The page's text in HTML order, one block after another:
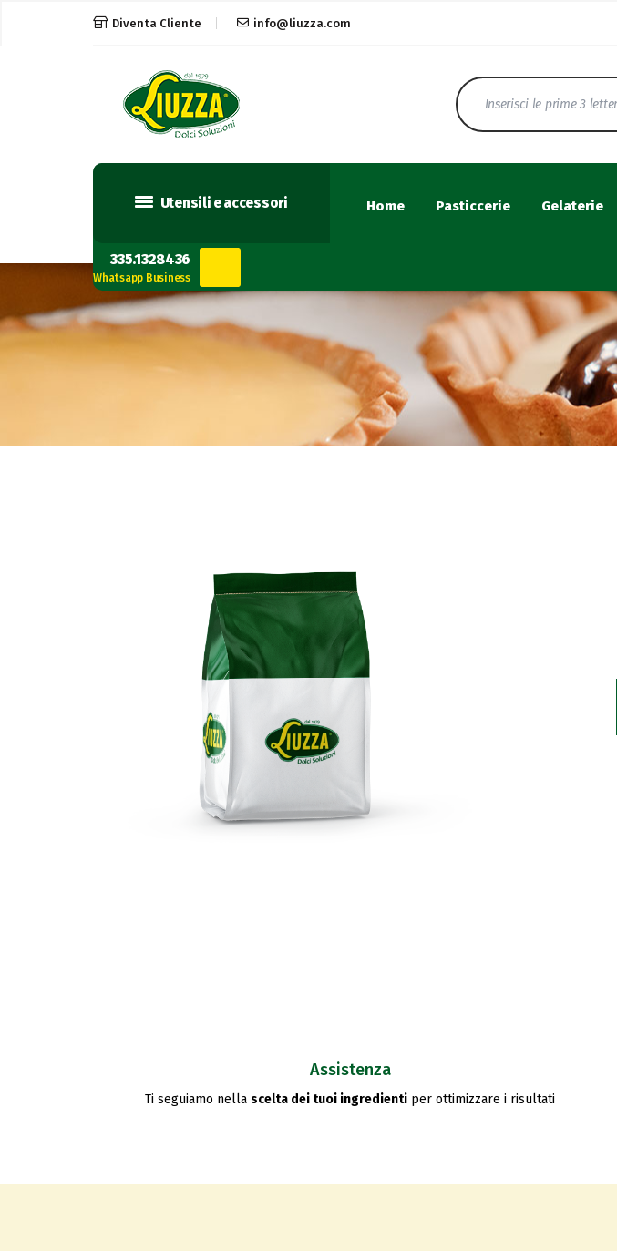
Diventa Cliente info@liuzza.com
Utensili e accessori Home Pasticcerie Gelaterie
335.1328436
Whatsapp Business
Assistenza
Ti seguiamo nella scelta dei tuoi ingredienti per ottimizzare i risultati